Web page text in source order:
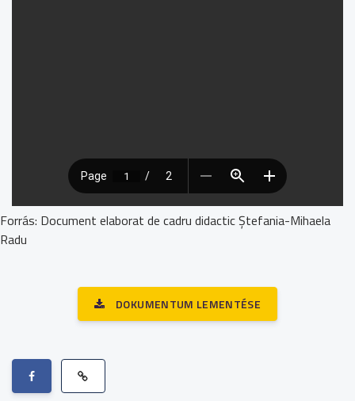
Forrás: Document elaborat de cadru didactic Ștefania-Mihaela
Radu
DOKUMENTUM LEMENTÉSE